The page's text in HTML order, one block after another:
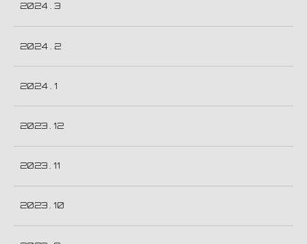
2024 . 3
2024 . 2
2024 . 1
2023 . 12
2023 . 11
2023 . 10